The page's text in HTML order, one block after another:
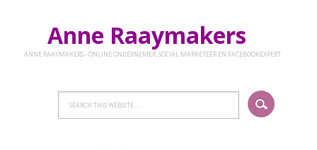
Anne Raaymakers
ANNE RAAYMAKERS - ONLINE ONDERNEMER, SOCIAL MARKETEER EN FACEBOOKEXPERT